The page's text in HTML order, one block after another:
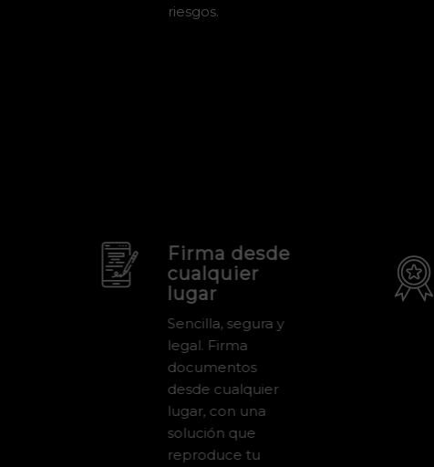
riesgos.
Firma desde
cualquier
lugar
Sencilla, segura y
legal. Firma
documentos
desde cualquier
lugar, con una
solución que
reproduce tu